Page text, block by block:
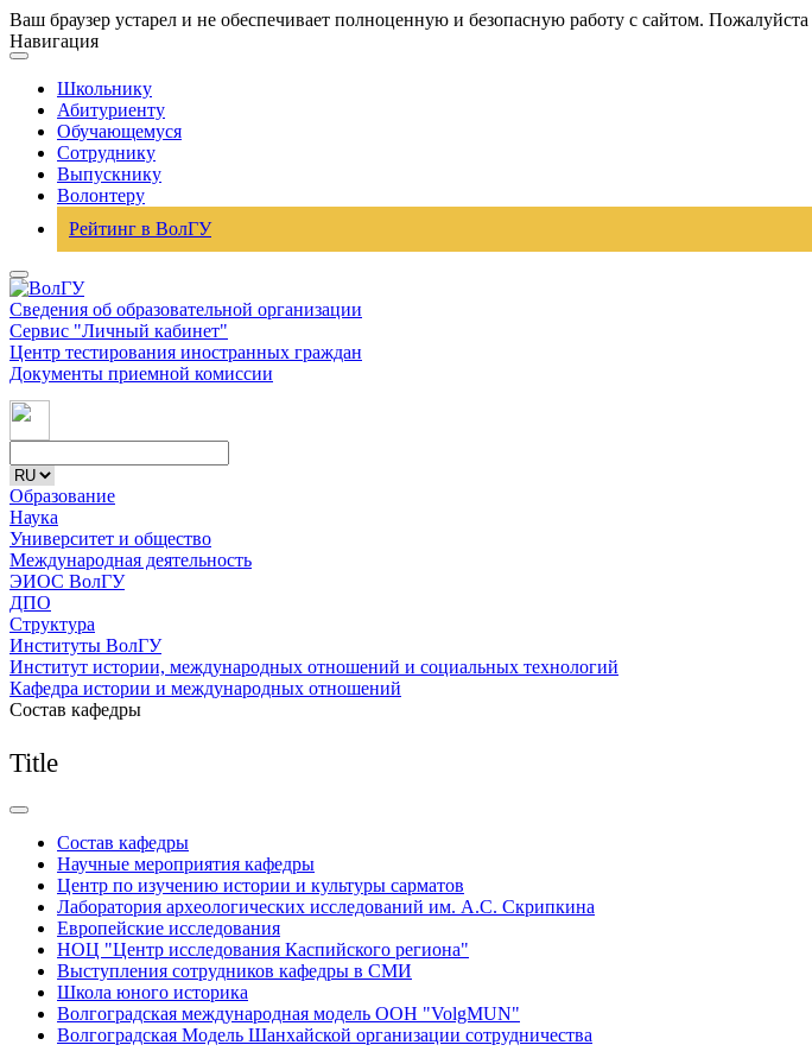
Ваш браузер устарел и не обеспечивает полноценную и безопасную работу с сайтом. Пожалуйста
Навигация
Школьнику
Абитуриенту
Обучающемуся
Сотруднику
Выпускнику
Волонтеру
Рейтинг в ВолГУ
Сведения об образовательной организации
Сервис "Личный кабинет"
Центр тестирования иностранных граждан
Документы приемной комиссии
Образование
Наука
Университет и общество
Международная деятельность
ЭИОС ВолГУ
ДПО
Структура
Институты ВолГУ
Институт истории, международных отношений и социальных технологий
Кафедра истории и международных отношений
Состав кафедры
Title
Состав кафедры
Научные мероприятия кафедры
Центр по изучению истории и культуры сарматов
Лаборатория археологических исследований им. А.С. Скрипкина
Европейские исследования
НОЦ "Центр исследования Каспийского региона"
Выступления сотрудников кафедры в СМИ
Школа юного историка
Волгоградская международная модель ООН "VolgMUN"
Волгоградская Модель Шанхайской организации сотрудничества